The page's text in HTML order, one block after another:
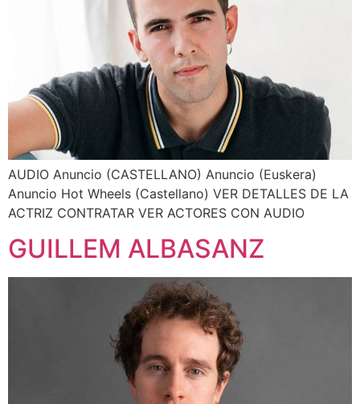
AUDIO Anuncio (CASTELLANO) Anuncio (Euskera)
Anuncio Hot Wheels (Castellano) VER DETALLES DE LA
ACTRIZ CONTRATAR VER ACTORES CON AUDIO
GUILLEM ALBASANZ